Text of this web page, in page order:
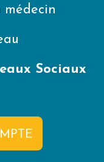
Sociaux